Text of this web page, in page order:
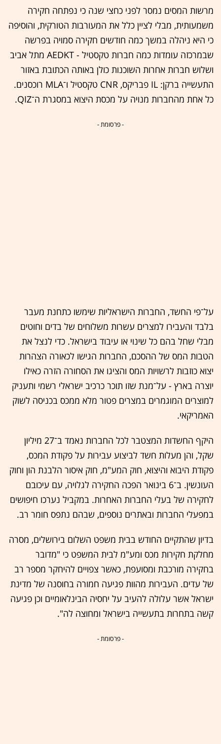
מרשות המסים נמסר לפני כחצי שנה כי נפתחה חקירה
משמעותית, מבלי לציין כלל את המעורבות הטורקית, והוסיפה
כי היא ניהלה במשך כמה חודשים חקירה סמויה בפרשה
שבמרכזה עומדות כמה חברות טקסטיל - AEDKT מתל אביב
ושלוש חברות אחרות השוכנות כולן באותה הכתובת באזור
התעשייה ברקן: IL פבריקס, CNR טקסטיל ו־MLA רוכסנים.
כל אחת מהחברות מנויה על מכסת היצוא במסגרת ה־QIZ.
- פרסומת -
על־פי החשד, החברות הישראליות שימשו כתחנת מעבר
בלבד והעבירו למצרים עשרות משלוחים של בדים וחוטים
מבלי שחל בהם כל שינוי או עיבוד בישראל. כדי לנצל את
הטבות המס של ההסכם, החברות הגישו לכאורה הצהרות
יצוא כוזבות לרשויות המס והציגו את הסחורה הזרה כאילו
יוצרה בארץ - על־מנת שזו תוכר כרכיב ישראלי רשמי ותעניק
למוצרים המוגמרים במצרים פטור מלא ממכס בכניסה לשוק
האמריקאי.
היקף החשדות המצטבר לכל החברות נאמד ב־27 מיליון
שקל, והן מעלות חשד לביצוע עבירות על פקודת המכס,
פקודת היבוא והיצוא, חוק המע"מ, חוק איסור הלבנת הון וחוק
העונשין. ב־6 בינואר הפכה החקירה לגלויה, עם עיכובם
לחקירה של בעלי החברות האחרות. במקביל נערכו חיפושים
במפעלי החברות ובאתרים נוספים, שבהם נתפס חומר רב.
בדיון שהתקיים החודש בבית משפט השלום בירושלים, מסרה
מחלקת חקירות מכס ומע"מ לבית המשפט כי "מדובר
בחקירה מורכבת ומסועפת, כאשר צפויים להיחקר מספר רב
של עדים. העבירות מהוות פגיעה חמורה בחוסנה של מדינת
ישראל אשר עלולה להעיב על יחסיה הבינלאומיים וכן פגיעה
קשה בתחרות בתעשייה בישראל ומחוצה לה".
- פרסומת -